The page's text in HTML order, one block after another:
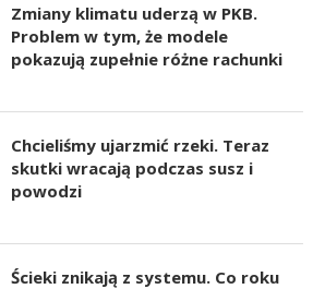
Zmiany klimatu uderzą w PKB.
Problem w tym, że modele
pokazują zupełnie różne rachunki
Chcieliśmy ujarzmić rzeki. Teraz
skutki wracają podczas susz i
powodzi
Ścieki znikają z systemu. Co roku